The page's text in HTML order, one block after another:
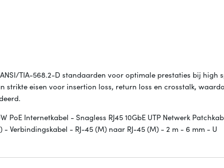
TIA-568.2-D standaarden voor optimale prestaties bij high
strikte eisen voor insertion loss, return loss en crosstalk,
PoE Internetkabel - Snagless RJ45 10GbE UTP Netwerk
- Verbindingskabel - RJ-45 (M) naar RJ-45 (M) - 2 m - 6 mm - U